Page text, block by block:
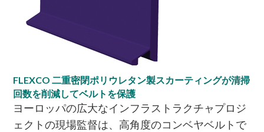
FLEXCO 二重密閉ポリウレタン製スカーティングが清掃
回数を削減してベルトを保護
ヨーロッパの広大なインフラストラクチャプロジ
ェクトの現場監督は、高角度のコンベヤベルトで